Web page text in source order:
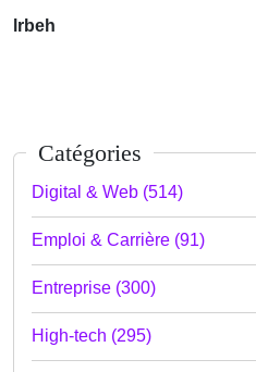
lrbeh
Catégories
Digital & Web (514)
Emploi & Carrière (91)
Entreprise (300)
High-tech (295)